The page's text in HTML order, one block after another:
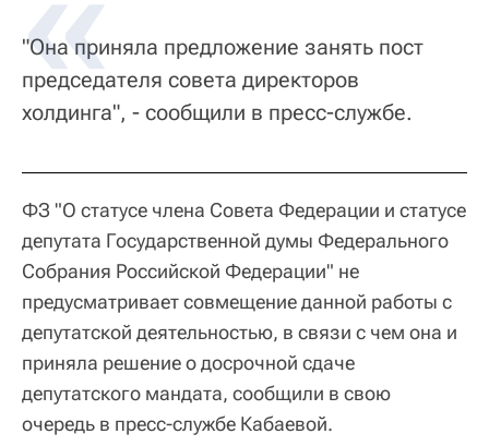
"Она приняла предложение занять пост
председателя совета директоров
холдинга", - сообщили в пресс-службе.
ФЗ "О статусе члена Совета Федерации и статусе
депутата Государственной думы Федерального
Собрания Российской Федерации" не
предусматривает совмещение данной работы с
депутатской деятельностью, в связи с чем она и
приняла решение о досрочной сдаче
депутатского мандата, сообщили в свою
очередь в пресс-службе Кабаевой.